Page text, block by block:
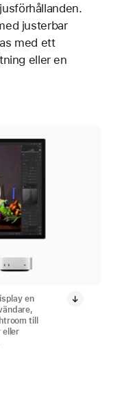
justerbar
med ett
eller en
en
till
eller